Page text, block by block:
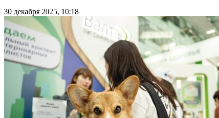
30 декабря 2025, 10:18